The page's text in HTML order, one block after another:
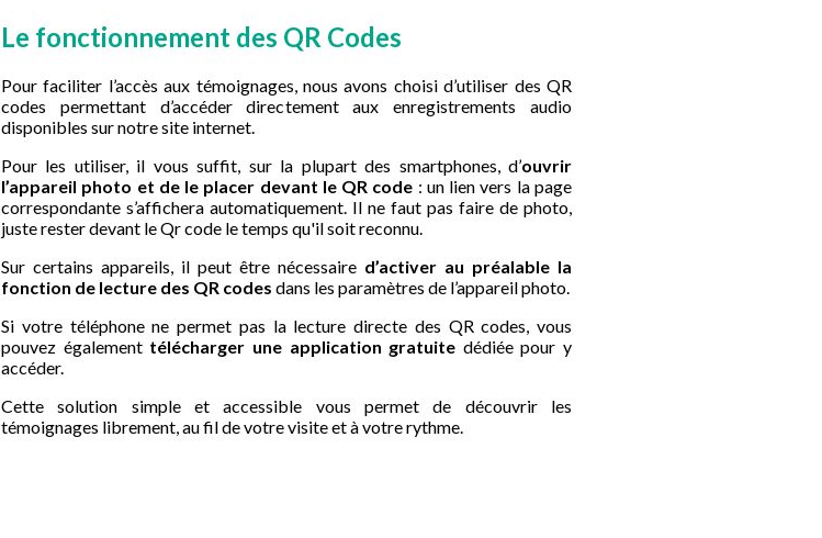
Le fonctionnement des QR Codes
Pour faciliter l’accès aux témoignages, nous avons choisi d’utiliser des QR
codes permettant d’accéder directement aux enregistrements audio
disponibles sur notre site internet.
Pour les utiliser, il vous suffit, sur la plupart des smartphones, d’ouvrir
l’appareil photo et de le placer devant le QR code : un lien vers la page
correspondante s’affichera automatiquement. Il ne faut pas faire de photo,
juste rester devant le Qr code le temps qu'il soit reconnu.
Sur certains appareils, il peut être nécessaire d’activer au préalable la
fonction de lecture des QR codes dans les paramètres de l’appareil photo.
Si votre téléphone ne permet pas la lecture directe des QR codes, vous
pouvez également télécharger une application gratuite dédiée pour y
accéder.
Cette solution simple et accessible vous permet de découvrir les
témoignages librement, au fil de votre visite et à votre rythme.